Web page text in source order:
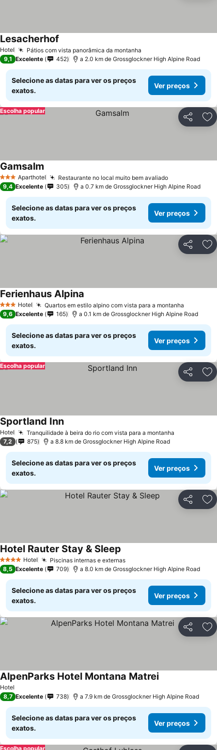
Hotel Pátios com vista panorâmica da montanha
Lesacherhof
9,1 Excelente 452 a 2.0 km de Grossglockner High Alpine Road
Selecione as datas para ver os preços
exatos.
Ver preços
Partilhar
Escolha popular
3 EstrelasAparthotel Restaurante no local muito bem avaliado
Gamsalm
9,4 Excelente 305 a 0.7 km de Grossglockner High Alpine Road
Selecione as datas para ver os preços
exatos.
Ver preços
Partilhar
3 EstrelasHotel Quartos em estilo alpino com vista para a montanha
Ferienhaus Alpina
9,6 Excelente 165 a 0.1 km de Grossglockner High Alpine Road
Selecione as datas para ver os preços
exatos.
Ver preços
Partilhar
Escolha popular
Hotel Tranquilidade à beira do rio com vista para a montanha
Sportland Inn
7,2 875 a 8.8 km de Grossglockner High Alpine Road
Selecione as datas para ver os preços
exatos.
Ver preços
Partilhar
4 EstrelasHotel Piscinas internas e externas
Hotel Rauter Stay & Sleep
8,5 Excelente 709 a 8.0 km de Grossglockner High Alpine Road
Selecione as datas para ver os preços
exatos.
Ver preços
Partilhar
Hotel
AlpenParks Hotel Montana Matrei
8,7 Excelente 738 a 7.9 km de Grossglockner High Alpine Road
Selecione as datas para ver os preços
exatos.
Ver preços
Escolha popular